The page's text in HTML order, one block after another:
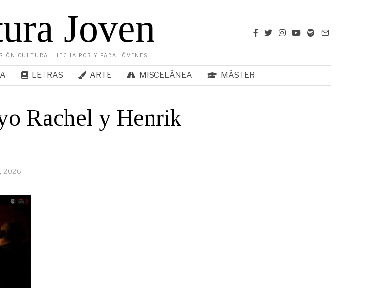
Joven
CULTURAL HECHA POR Y PARA JÓVENES
LETRAS ARTE MISCELÁNEA MÁSTER
Rachel y Henrik
2026